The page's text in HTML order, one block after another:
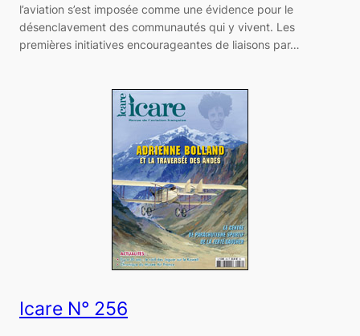
l’aviation s’est imposée comme une évidence pour le
désenclavement des communautés qui y vivent. Les
premières initiatives encourageantes de liaisons par…
Icare N° 256